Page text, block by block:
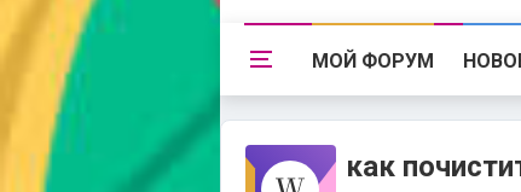
МОЙ ФОРУМ
как